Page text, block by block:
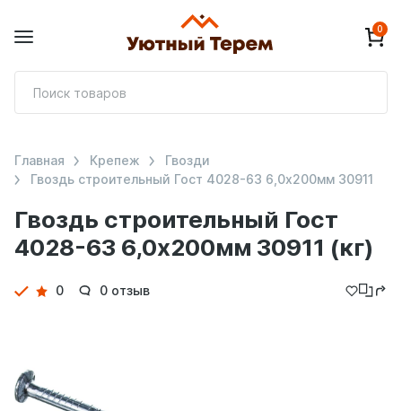
0
Гвоздь строительный Гост
4028-63 6,0х200мм 30911 (кг)
Главная Крепеж
Гвозди
Гвоздь строительный Гост 4028-63 6,0х200мм 30911
Детали
0 0 отзыв